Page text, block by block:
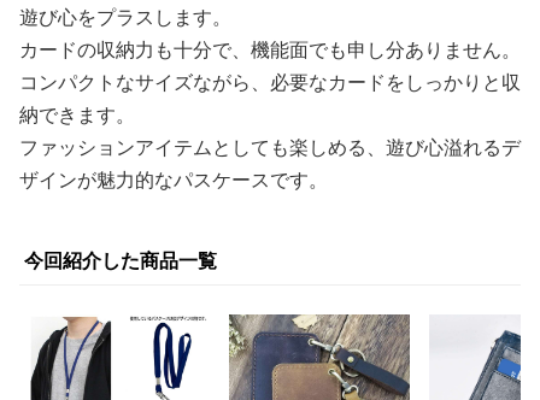
遊び心をプラスします。
カードの収納力も十分で、機能面でも申し分ありません。
コンパクトなサイズながら、必要なカードをしっかりと収
納できます。
ファッションアイテムとしても楽しめる、遊び心溢れるデ
ザインが魅力的なパスケースです。
今回紹介した商品一覧